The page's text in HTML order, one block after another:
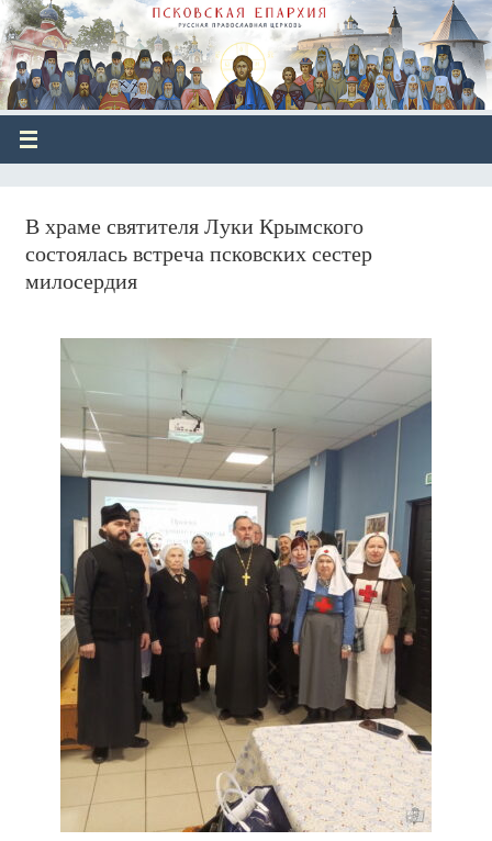
В храме святителя Луки Крымского
состоялась встреча псковских сестер
милосердия